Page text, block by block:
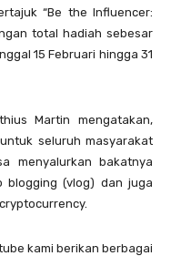
“Be the Influencer:
total hadiah sebesar
15 Februari hingga 31
Martin mengatakan,
seluruh masyarakat
menyalurkan bakatnya
blogging (vlog) dan juga
kami berikan berbagai